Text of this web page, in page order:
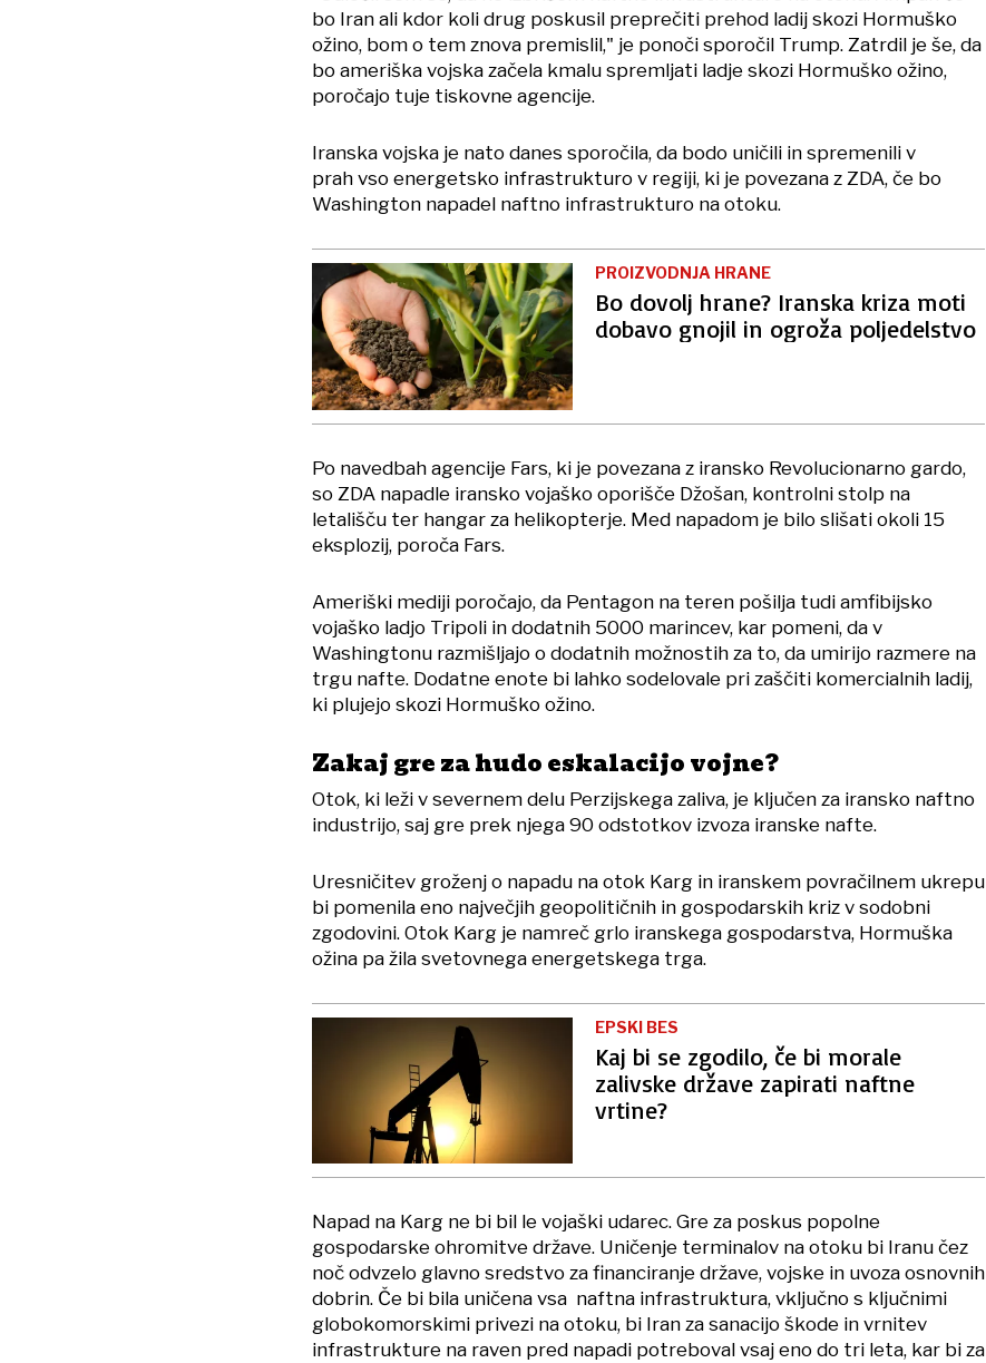
bo Iran ali kdor koli drug poskusil preprečiti prehod ladij skozi Hormuško
ožino, bom o tem znova premislil," je ponoči sporočil Trump. Zatrdil je še, da
bo ameriška vojska začela kmalu spremljati ladje skozi Hormuško ožino,
poročajo tuje tiskovne agencije.
Iranska vojska je nato danes sporočila, da bodo uničili in spremenili v
prah vso energetsko infrastrukturo v regiji, ki je povezana z ZDA, če bo
Washington napadel naftno infrastrukturo na otoku.
PROIZVODNJA HRANE
Bo dovolj hrane? Iranska kriza moti
dobavo gnojil in ogroža poljedelstvo
Po navedbah agencije Fars, ki je povezana z iransko Revolucionarno gardo,
so ZDA napadle iransko vojaško oporišče Džošan, kontrolni stolp na
letališču ter hangar za helikopterje. Med napadom je bilo slišati okoli 15
eksplozij, poroča Fars.
Ameriški mediji poročajo, da Pentagon na teren pošilja tudi amfibijsko
vojaško ladjo Tripoli in dodatnih 5000 marincev, kar pomeni, da v
Washingtonu razmišljajo o dodatnih možnostih za to, da umirijo razmere na
trgu nafte. Dodatne enote bi lahko sodelovale pri zaščiti komercialnih ladij,
ki plujejo skozi Hormuško ožino.
Zakaj gre za hudo eskalacijo vojne?
Otok, ki leži v severnem delu Perzijskega zaliva, je ključen za iransko naftno
industrijo, saj gre prek njega 90 odstotkov izvoza iranske nafte.
Uresničitev groženj o napadu na otok Karg in iranskem povračilnem ukrepu
bi pomenila eno največjih geopolitičnih in gospodarskih kriz v sodobni
zgodovini. Otok Karg je namreč grlo iranskega gospodarstva, Hormuška
ožina pa žila svetovnega energetskega trga.
EPSKI BES
Kaj bi se zgodilo, če bi morale
zalivske države zapirati naftne
vrtine?
Napad na Karg ne bi bil le vojaški udarec. Gre za poskus popolne
gospodarske ohromitve države. Uničenje terminalov na otoku bi Iranu čez
noč odvzelo glavno sredstvo za financiranje države, vojske in uvoza osnovnih
dobrin. Če bi bila uničena vsa naftna infrastruktura, vključno s ključnimi
globokomorskimi privezi na otoku, bi Iran za sanacijo škode in vrnitev
infrastrukture na raven pred napadi potreboval vsaj eno do tri leta, kar bi za